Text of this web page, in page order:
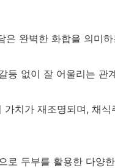
은 완벽한 화합을 의미
등 없이 잘 어울리는 관
가치가 재조명되며, 채
로 두부를 활용한 다양